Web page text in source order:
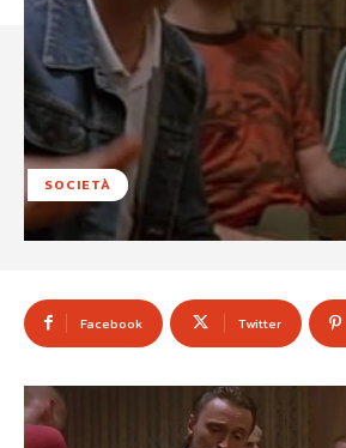
SOCIETÀ
Facebook Twitter